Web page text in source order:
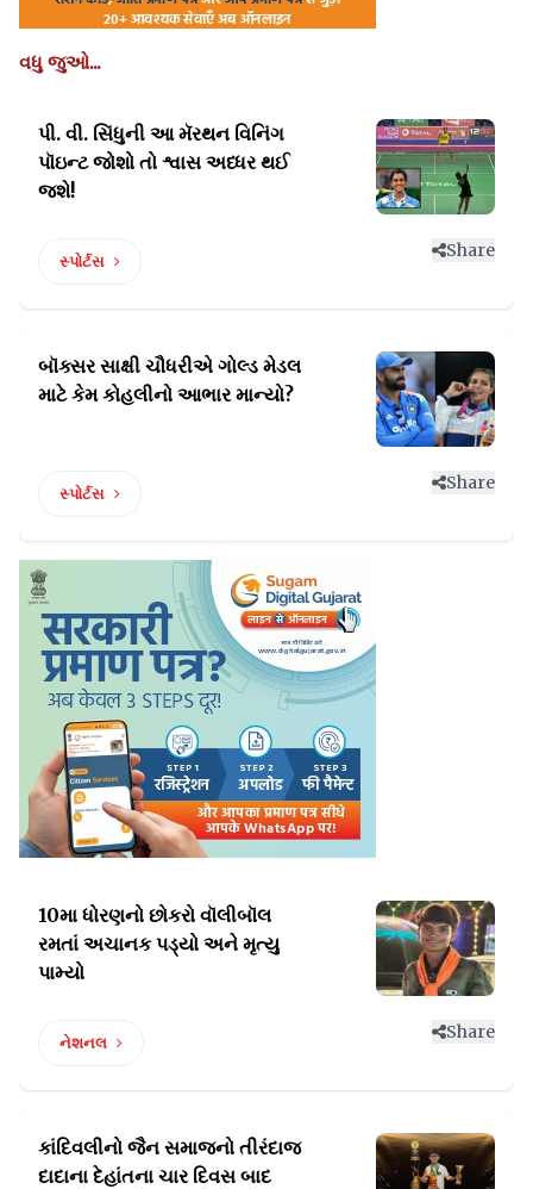
વધુ જુઓ...
પી. વી. સિંધુની આ મૅરથન વિનિંગ
પૉઇન્ટજોશો તો શ્વાસ અધ્ધર થઈ
જશે!
સ્પોર્ટસ
Share
બૉક્સર સાક્ષી ચૌધરીએ ગોલ્ડ મેડલ
માટે કેમ કોહલીનો આભાર માન્યો?
સ્પોર્ટસ
Share
10મા ધોરણનો છોકરો વૉલીબૉલ
રમતાં અચાનક પડ્યો અને મૃત્યુ
પામ્યો
નેશનલ
Share
કાંદિવલીનો જૈન સમાજનો તીરંદાજ
દાદાના દેહાંતના ચાર દિવસ બાદ